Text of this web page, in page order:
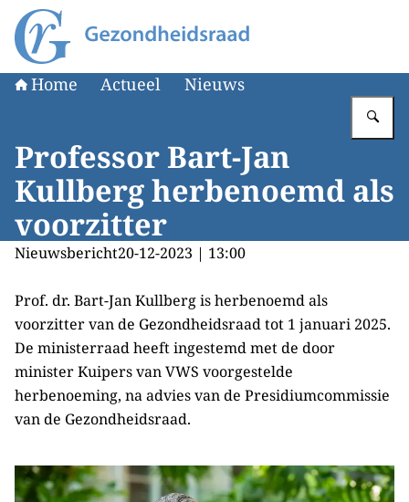
Naar de homepage van Gezondheidsraad
Home Actueel Nieuws
Professor Bart-Jan
Kullberg herbenoemd als
voorzitter
Nieuwsbericht20-12-2023 | 13:00
Prof. dr. Bart-Jan Kullberg is herbenoemd als
voorzitter van de Gezondheidsraad tot 1 januari 2025.
De ministerraad heeft ingestemd met de door
minister Kuipers van VWS voorgestelde
herbenoeming, na advies van de Presidiumcommissie
van de Gezondheidsraad.